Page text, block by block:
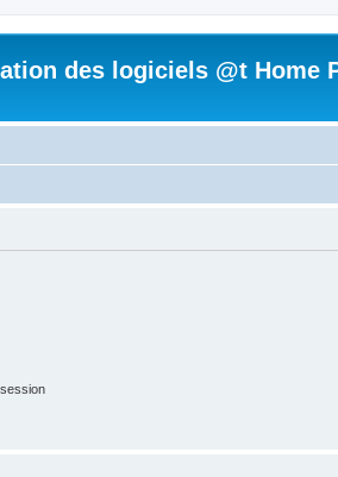
des logiciels @t Home